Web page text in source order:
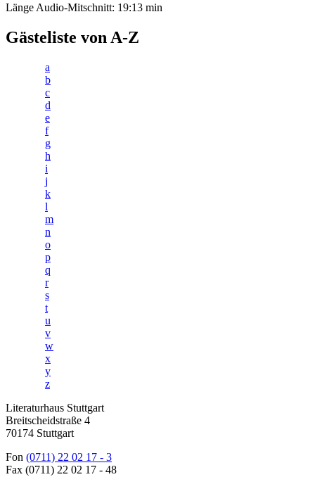
Länge Audio-Mitschnitt: 19:13 min
Gästeliste von A-Z
a
b
c
d
e
f
g
h
i
j
k
l
m
n
o
p
q
r
s
t
u
v
w
x
y
z
Literaturhaus Stuttgart
Breitscheidstraße 4
70174 Stuttgart
Fon (0711) 22 02 17 - 3
Fax (0711) 22 02 17 - 48